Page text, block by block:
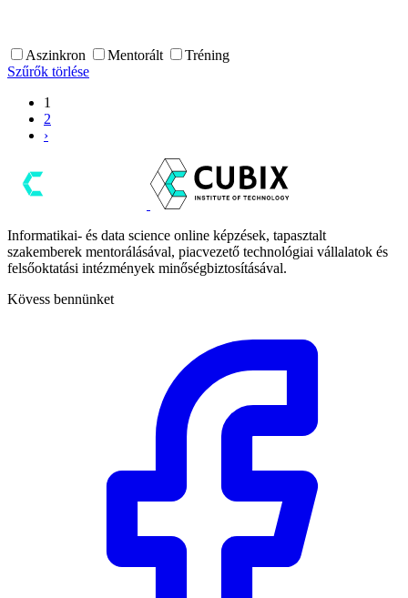
Aszinkron Mentorált
Tréning
Szűrők törlése
1
2
›
Informatikai- és data science online képzések, tapasztalt
szakemberek mentorálásával, piacvezető technológiai vállalatok és
felsőoktatási intézmények minőségbiztosításával.
Kövess bennünket